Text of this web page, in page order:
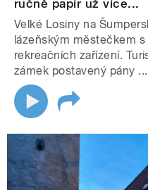
ručně papír už více...
Velké Losiny na
lázeňským městečkem
rekreačních zařízení.
zámek postavený pány ...